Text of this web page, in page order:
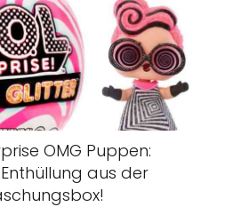
OMG Puppen:
aus der